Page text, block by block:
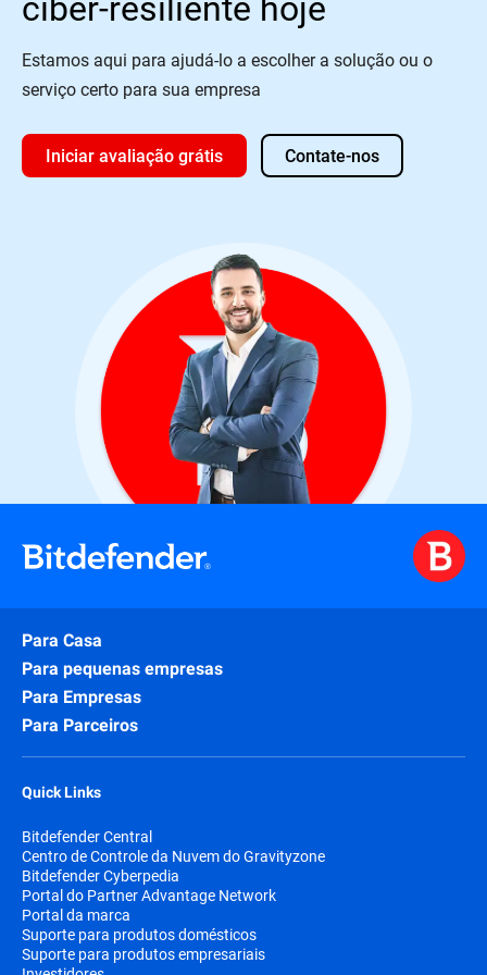
Estamos aqui para ajudá-lo a escolher a solução ou o
serviço certo para sua empresa
Iniciar avaliação grátis Contate-nos
Para Casa
Para pequenas empresas
Para Empresas
Para Parceiros
Quick Links
Bitdefender Central
Centro de Controle da Nuvem do Gravityzone
Bitdefender Cyberpedia
Portal do Partner Advantage Network
Portal da marca
Suporte para produtos domésticos
Suporte para produtos empresariais